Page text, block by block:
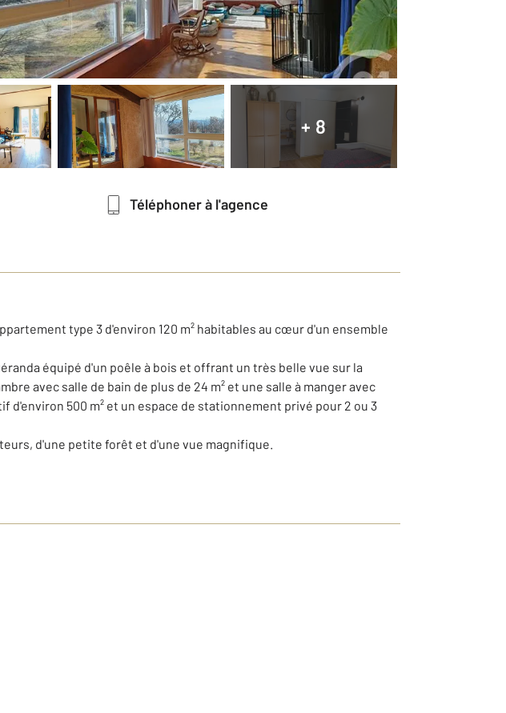
+ 8
Téléphoner à l'agence
type 3 d'environ 120 m² habitables au cœur d'un ensemble
équipé d'un poêle à bois et offrant un très belle vue sur la
avec salle de bain de plus de 24 m² et une salle à manger avec
d'environ 500 m² et un espace de stationnement privé pour 2 ou 3
d'une petite forêt et d'une vue magnifique.